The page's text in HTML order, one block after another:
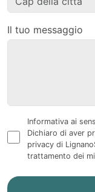
Il tuo messaggio
Informativa ai
Dichiaro di aver
privacy di
trattamento dei